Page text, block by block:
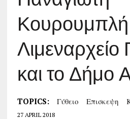
Λιμεναρχείο
και το Δήμο
TOPICS: Γύθειο Επισκεψη
27 APRIL 2018